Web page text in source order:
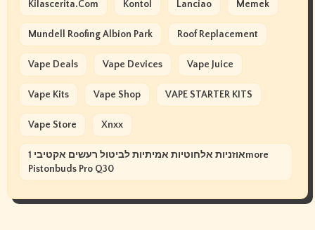
Kilascerita.com Kontol Lanciao Memek
Mundell Roofing Albion Park Roof Replacement
Vape Deals Vape Devices Vape Juice
Vape Kits Vape Shop VAPE STARTER KITS
Vape Store Xnxx
אוזניות אלחוטיות אמיתיות לביטול רעשים אקטיבי 1more
Pistonbuds Pro Q30